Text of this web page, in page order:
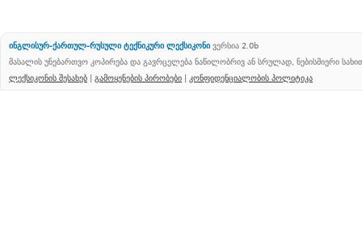
ინგლისურ-ქართულ-რუსული ტექნიკური ლექსიკონი ვერსია 2.0b
მასალის უნებართვო კოპირება და გავრცელება ნაწილობრივ ან სრულად, ნებისმიერი
ლექსიკონის შესახებ | გამოყენების პირობები | კონფიდენციალობის პოლიტიკა